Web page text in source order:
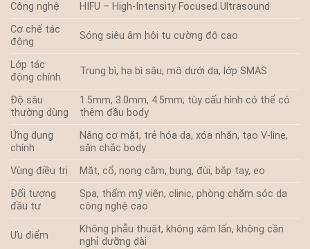
Công nghệ
HIFU – High-Intensity Focused Ultrasound
Cơ chế tác
động
Sóng siêu âm hội tụ cường độ cao
Lớp tác
động chính
Trung bì, hạ bì sâu, mô dưới da, lớp SMAS
Độ sâu
thường dùng
1.5mm, 3.0mm, 4.5mm; tùy cấu hình có thể có
thêm đầu body
Ứng dụng
chính
Nâng cơ mặt, trẻ hóa da, xóa nhăn, tạo V-line,
săn chắc body
Vùng điều trị
Mặt, cổ, nọng cằm, bụng, đùi, bắp tay, eo
Đối tượng
đầu tư
Spa, thẩm mỹ viện, clinic, phòng chăm sóc da
công nghệ cao
Ưu điểm
Không phẫu thuật, không xâm lấn, không cần
nghỉ dưỡng dài